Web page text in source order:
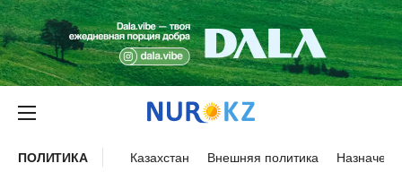
ПОЛИТИКА Казахстан Внешняя политика